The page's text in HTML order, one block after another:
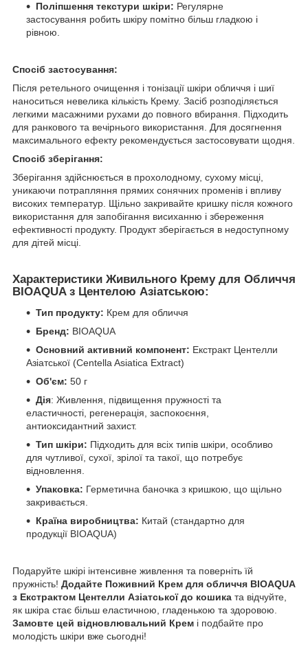
Поліпшення текстури шкіри: Регулярне
застосування робить шкіру помітно більш гладкою і
рівною.
Спосіб застосування:
Після ретельного очищення і тонізації шкіри обличчя і шиї
наноситься невелика кількість Крему. Засіб розподіляється
легкими масажними рухами до повного вбирання. Підходить
для ранкового та вечірнього використання. Для досягнення
максимального ефекту рекомендується застосовувати щодня.
Спосіб зберігання:
Зберігання здійснюється в прохолодному, сухому місці,
уникаючи потрапляння прямих сонячних променів і впливу
високих температур. Щільно закривайте кришку після кожного
використання для запобігання висиханню і збереження
ефективності продукту. Продукт зберігається в недоступному
для дітей місці.
Характеристики Живильного Крему для Обличчя
BIOAQUA з Центелою Азіатською:
Тип продукту: Крем для обличчя
Бренд: BIOAQUA
Основний активний компонент: Екстракт Центелли
Азіатської (Centella Asiatica Extract)
Об'єм: 50 г
Дія: Живлення, підвищення пружності та
еластичності, регенерація, заспокоєння,
антиоксидантний захист.
Тип шкіри: Підходить для всіх типів шкіри, особливо
для чутливої, сухої, зрілої та такої, що потребує
відновлення.
Упаковка: Герметична баночка з кришкою, що щільно
закривається.
Країна виробництва: Китай (стандартно для
продукції BIOAQUA)
Подаруйте шкірі інтенсивне живлення та поверніть їй
пружність! Додайте Поживний Крем для обличчя BIOAQUA
з Екстрактом Центелли Азіатської до кошика та відчуйте,
як шкіра стає більш еластичною, гладенькою та здоровою.
Замовте цей відновлювальний Крем і подбайте про
молодість шкіри вже сьогодні!